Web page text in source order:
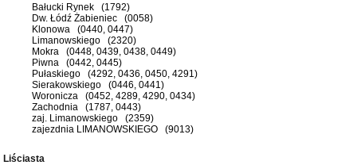
Bałucki Rynek (1792)
Dw. Łódź Żabieniec (0058)
Klonowa (0440, 0447)
Limanowskiego (2320)
Mokra (0448, 0439, 0438, 0449)
Piwna (0442, 0445)
Pułaskiego (4292, 0436, 0450, 4291)
Sierakowskiego (0446, 0441)
Woronicza (0452, 4289, 4290, 0434)
Zachodnia (1787, 0443)
zaj. Limanowskiego (2359)
zajezdnia LIMANOWSKIEGO (9013)
Liściasta